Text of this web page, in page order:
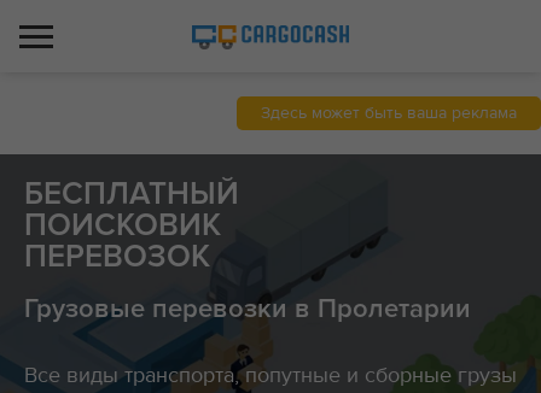
Здесь может быть ваша реклама
БЕСПЛАТНЫЙ
ПОИСКОВИК
ПЕРЕВОЗОК
Грузовые перевозки в Пролетарии
Все виды транспорта, попутные и сборные грузы